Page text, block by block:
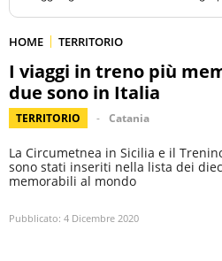
HOME TERRITORIO
I viaggi in treno più
due sono in Italia
TERRITORIO Catania
La Circumetnea in Sicilia e il
sono stati inseriti nella lista dei
memorabili al mondo
Pubblicato: 4 Dicembre 2020